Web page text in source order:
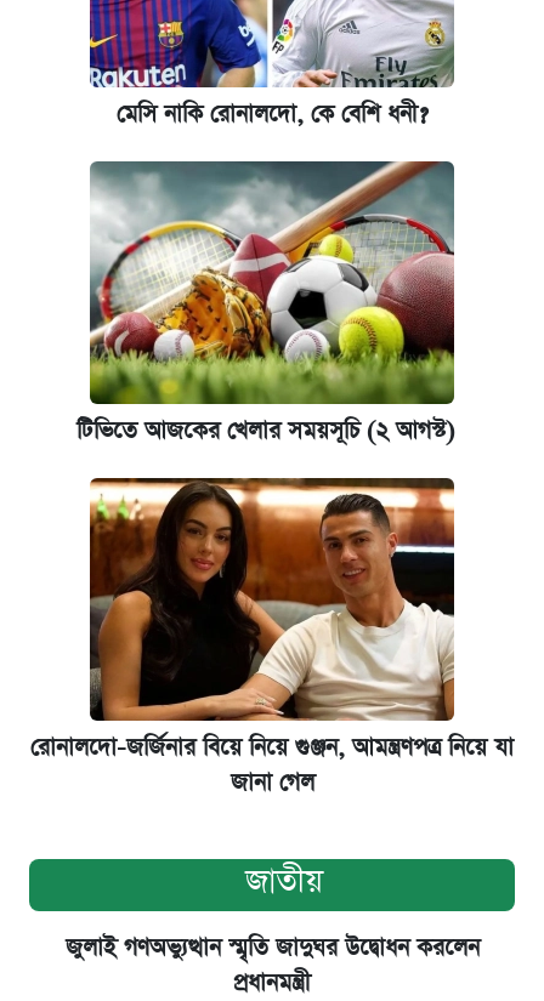
মেসি নাকি রোনালদো, কে বেশি ধনী?
টিভিতে আজকের খেলার সময়সূচি (২ আগস্ট)
রোনালদো-জর্জিনার বিয়ে নিয়ে গুঞ্জন, আমন্ত্রণপত্র নিয়ে যা
জানা গেল
জাতীয়
জুলাই গণঅভ্যুত্থান স্মৃতি জাদুঘর উদ্বোধন করলেন
প্রধানমন্ত্রী